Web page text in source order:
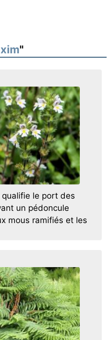
"
le port des
un pédoncule
mous ramifiés et les